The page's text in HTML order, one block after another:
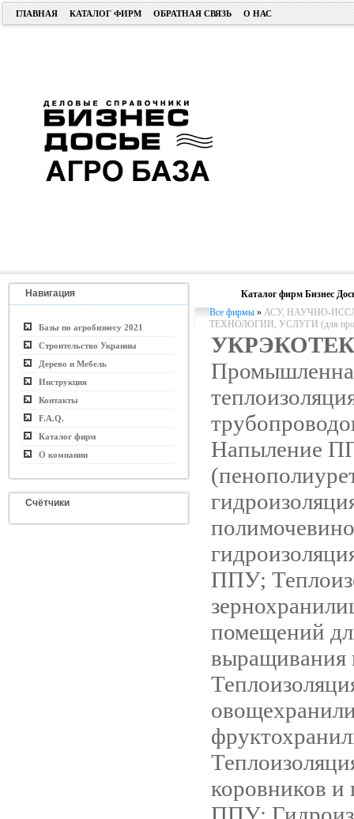
ГЛАВНАЯ КАТАЛОГ ФИРМ ОБРАТНАЯ СВЯЗЬ О НАС
Навигация
Базы по агробизнесу 2021
Строительство Украины
Дерево и Мебель
Инструкция
Контакты
F.A.Q.
Каталог фирм
О компании
Счётчики
Каталог фирм Бизнес
Все фирмы » АСУ, НАУЧНО-
ТЕХНОЛОГИИ, УСЛУГИ (для пром.
Напыление
ППУ;
помещений
коровников